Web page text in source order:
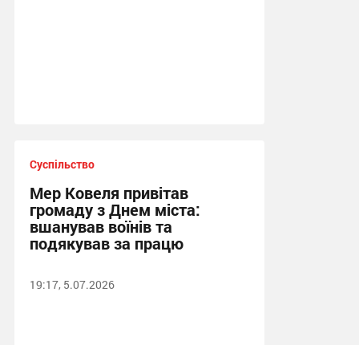
Суспільство
Мер Ковеля привітав
громаду з Днем міста:
вшанував воїнів та
подякував за працю
19:17, 5.07.2026